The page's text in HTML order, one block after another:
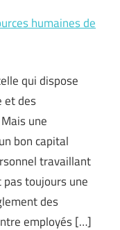
humaines de
qui dispose
et des
une
bon capital
travaillant
pas toujours une
des
employés […]